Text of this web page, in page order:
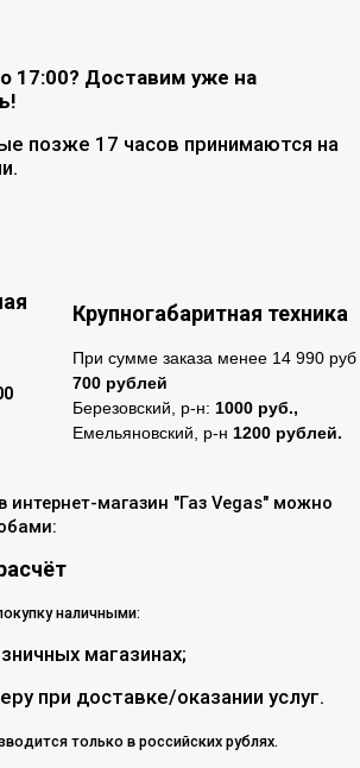
17:00? Доставим уже на
позже 17 часов принимаются на
Крупногабаритная техника
При сумме заказа менее 14 990 руб
700 рублей
Березовский, р-н: 1000 руб.,
Емельяновский, р-н 1200 рублей.
интернет-магазин "Газ Vegas" можно
наличными:
магазинах;
при доставке/оказании услуг.
только в российских рублях.